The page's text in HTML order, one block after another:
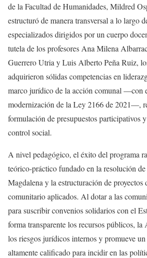
de la Facultad de Humanidades, Mildred
estructuró de manera transversal a lo largo
especializados dirigidos por un cuerpo
tutela de los profesores Ana Milena
Guerrero Utria y Luis Alberto Peña Ruiz,
adquirieron sólidas competencias en
marco jurídico de la acción comunal —con
modernización de la Ley 2166 de 2021—,
formulación de presupuestos participativos
control social.
A nivel pedagógico, el éxito del programa
teórico-práctico fundado en la resolución de
Magdalena y la estructuración de proyectos
comunitario aplicados. Al dotar a las
para suscribir convenios solidarios con el
forma transparente los recursos públicos,
los riesgos jurídicos internos y promueve
altamente calificado para incidir en las